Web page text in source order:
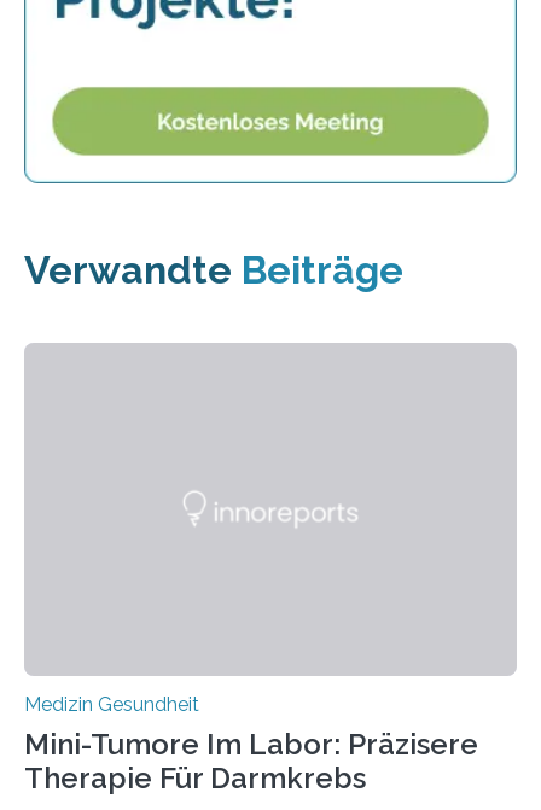
Verwandte Beiträge
Medizin Gesundheit
Mini-Tumore Im Labor: Präzisere
Therapie Für Darmkrebs